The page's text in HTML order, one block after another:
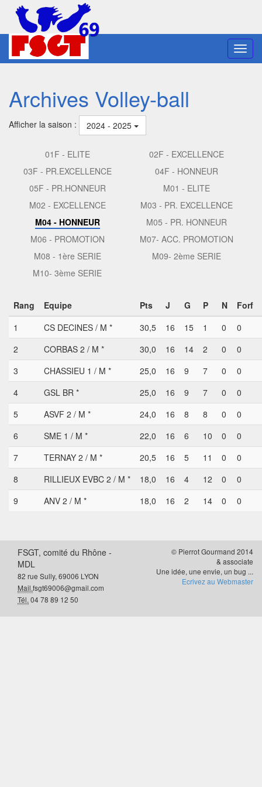
Archives Volley-ball
Afficher la saison : 2024 - 2025
01F - ELITE
02F - EXCELLENCE
03F - PR.EXCELLENCE
04F - HONNEUR
05F - PR.HONNEUR
M01 - ELITE
M02 - EXCELLENCE
M03 - PR. EXCELLENCE
M04 - HONNEUR
M05 - PR. HONNEUR
M06 - PROMOTION
M07- ACC. PROMOTION
M08 - 1ère SERIE
M09- 2ème SERIE
M10- 3ème SERIE
Rang Equipe Pts J G P N
Forf
1
CS DECINES / M * 30,5 16 15 1 0
0
2
CORBAS 2 / M * 30,0 16 14 2 0
0
3
CHASSIEU 1 / M * 25,0 16 9 7 0
0
4
GSL BR * 25,0 16 9 7 0
0
5
ASVF 2 / M * 24,0 16 8 8 0
0
6
SME 1 / M * 22,0 16 6 10 0
0
7
TERNAY 2 / M * 20,5 16 5 11 0
0
8
RILLIEUX EVBC 2 / M * 18,0 16 4 12 0
0
9
ANV 2 / M * 18,0 16 2 14 0 0
FSGT, comité du Rhône -
MDL
82 rue Sully, 69006 LYON
Mail.fsgt69006@gmail.com
Tél. 04 78 89 12 50
© Pierrot Gourmand 2014
& associate
Une idée, une envie, un bug ...
Ecrivez au Webmaster